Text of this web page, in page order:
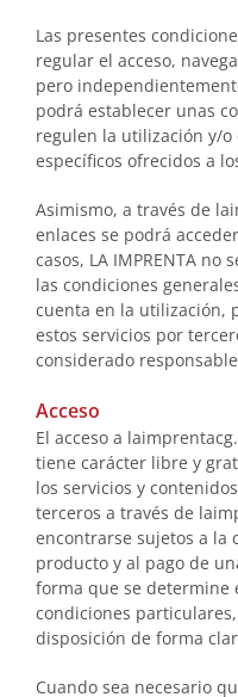
Las presentes
regular el acceso,
pero
podrá establecer unas
regulen la utilización y/
específicos ofrecidos a
Asimismo, a través de
enlaces se podrá
casos, LA IMPRENTA
las condiciones
cuenta en la utilización,
estos servicios por
considerado
Acceso
El acceso a
tiene carácter libre y
los servicios y
terceros a través de
encontrarse sujetos a la
producto y al pago de
forma que se determine
condiciones
disposición de forma
Cuando sea necesario